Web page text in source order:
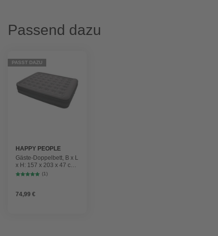
Passend dazu
PASST DAZU
HAPPY PEOPLE
Gäste-Doppelbett, B x L
x H: 157 x 203 x 47 cm,
für 2 Personen
(1)
74,99 €